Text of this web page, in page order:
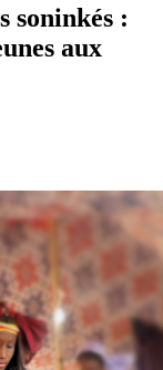
soninkés :
aux